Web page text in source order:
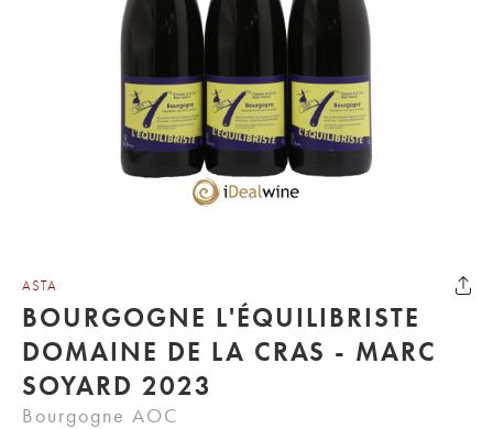
ASTA
BOURGOGNE L'ÉQUILIBRISTE
DOMAINE DE LA CRAS - MARC
SOYARD 2023
Bourgogne AOC